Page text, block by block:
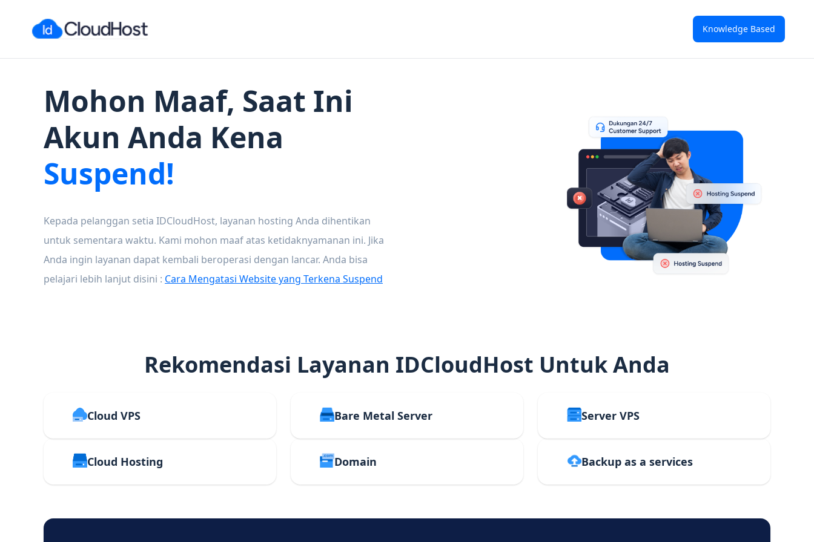
Knowledge Based
Mohon Maaf, Saat Ini
Akun Anda Kena
Suspend!
Kepada pelanggan setia IDCloudHost, layanan hosting Anda dihentikan
untuk sementara waktu. Kami mohon maaf atas ketidaknyamanan ini. Jika
Anda ingin layanan dapat kembali beroperasi dengan lancar. Anda bisa
pelajari lebih lanjut disini : Cara Mengatasi Website yang Terkena Suspend
Rekomendasi Layanan IDCloudHost Untuk Anda
Cloud VPS Bare Metal Server Server VPS
Cloud Hosting Domain Backup as a services